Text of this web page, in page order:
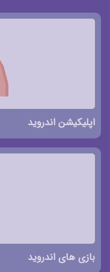
اپلیکیشن اندروید
بازی های اندروید